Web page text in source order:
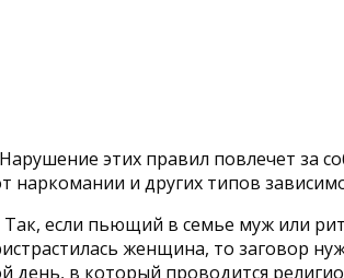
этих правил повлечет за
наркомании и других типов
если пьющий в семье муж или
женщина, то заговор
день, в который проводится